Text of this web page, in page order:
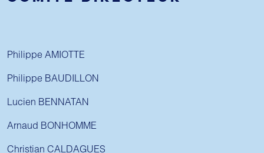
Philippe AMIOTTE
Philippe BAUDILLON
Lucien BENNATAN
Arnaud BONHOMME
Christian CALDAGUES